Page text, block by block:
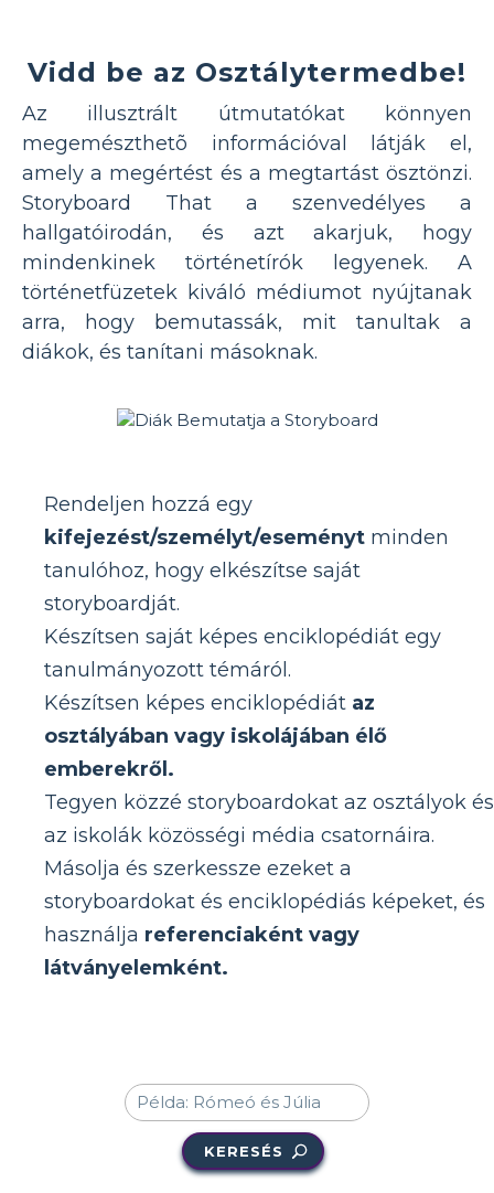
Vidd be az Osztálytermedbe!
Az illusztrált útmutatókat könnyen
megemészthetõ információval látják el,
amely a megértést és a megtartást ösztönzi.
Storyboard That a szenvedélyes a
hallgatóirodán, és azt akarjuk, hogy
mindenkinek történetírók legyenek. A
történetfüzetek kiváló médiumot nyújtanak
arra, hogy bemutassák, mit tanultak a
diákok, és tanítani másoknak.
Rendeljen hozzá egy
kifejezést/személyt/eseményt minden
tanulóhoz, hogy elkészítse saját
storyboardját.
Készítsen saját képes enciklopédiát egy
tanulmányozott témáról.
Készítsen képes enciklopédiát az
osztályában vagy iskolájában élő
emberekről.
Tegyen közzé storyboardokat az osztályok és
az iskolák közösségi média csatornáira.
Másolja és szerkessze ezeket a
storyboardokat és enciklopédiás képeket, és
használja referenciaként vagy
látványelemként.
KERESÉS